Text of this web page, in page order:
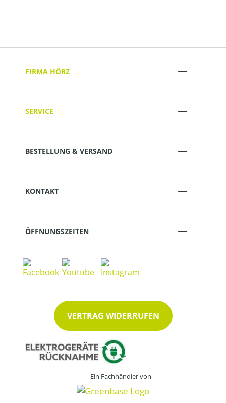
FIRMA HÖRZ
SERVICE
BESTELLUNG & VERSAND
KONTAKT
ÖFFNUNGSZEITEN
VERTRAG WIDERRUFEN
Ein Fachhändler von